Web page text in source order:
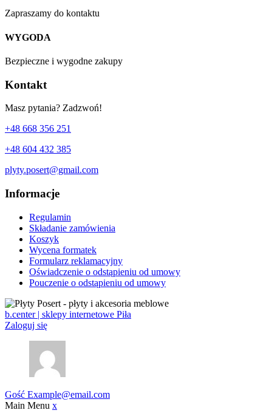
Zapraszamy do kontaktu
WYGODA
Bezpieczne i wygodne zakupy
Kontakt
Masz pytania? Zadzwoń!
+48 668 356 251
+48 604 432 385
plyty.posert@gmail.com
Informacje
Regulamin
Składanie zamówienia
Koszyk
Wycena formatek
Formularz reklamacyjny
Oświadczenie o odstąpieniu od umowy
Pouczenie o odstąpieniu od umowy
b.center | sklepy internetowe Piła
Zaloguj się
Gość Example@email.com
Main Menu x